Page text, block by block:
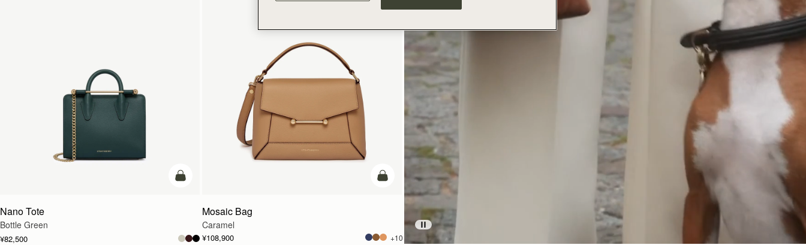
カートに追加
Nano Tote
Bottle Green
¥82,500
カートに追加
Mosaic Bag
Caramel
¥108,900 +10